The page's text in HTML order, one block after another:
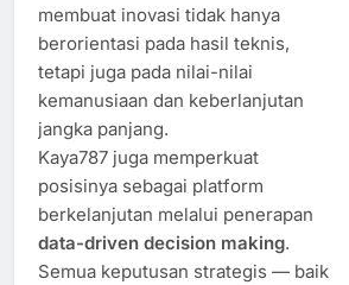
membuat inovasi tidak hanya
berorientasi pada hasil teknis,
tetapi juga pada nilai-nilai
kemanusiaan dan keberlanjutan
jangka panjang.
Kaya787 juga memperkuat
posisinya sebagai platform
berkelanjutan melalui penerapan
data-driven decision making.
Semua keputusan strategis — baik